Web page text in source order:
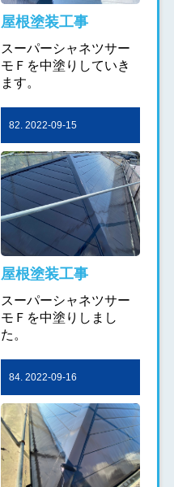
屋根塗装工事
スーパーシャネツサー
モＦを中塗りしていき
ます。
82. 2022-09-15
屋根塗装工事
スーパーシャネツサー
モＦを中塗りしまし
た。
84. 2022-09-16